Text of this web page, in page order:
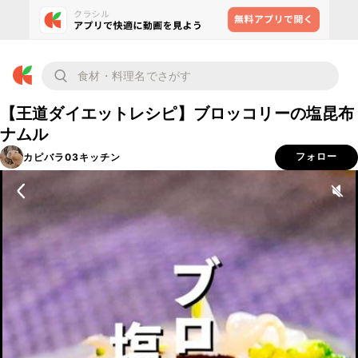
【王道ダイエットレシピ】ブロッコリーの塩昆布
ナムル
カピバラ03キッチン フォロー